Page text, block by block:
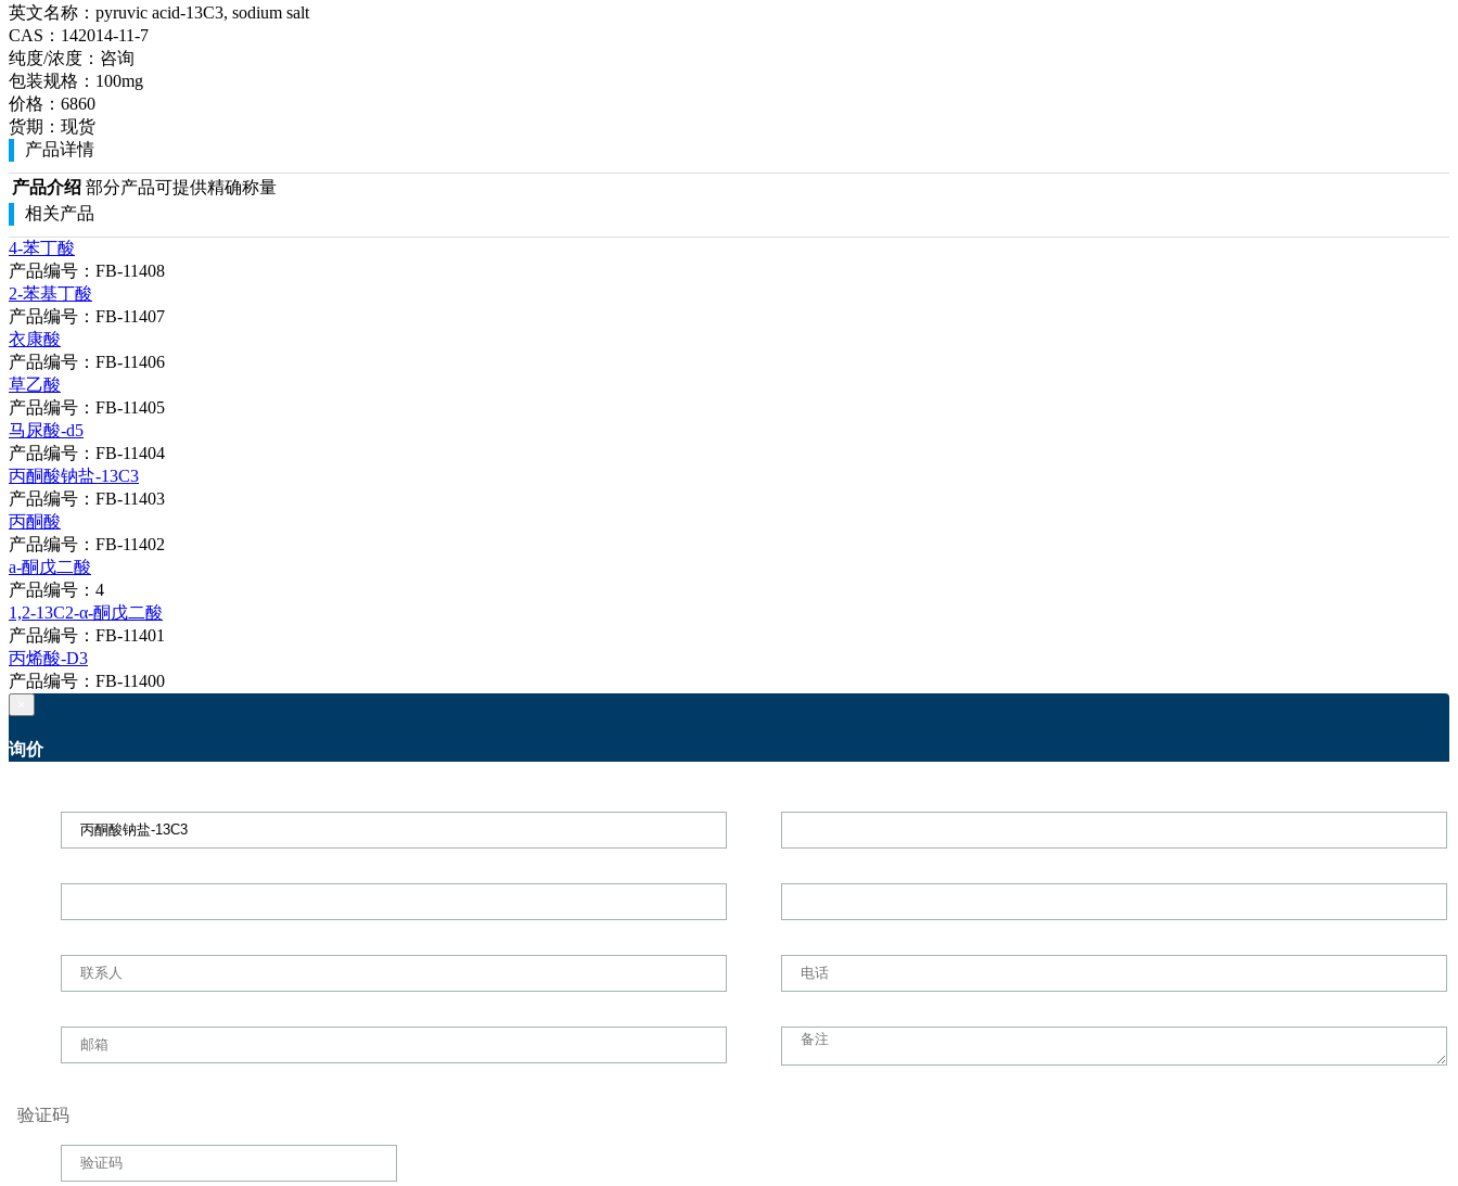
英文名称： pyruvic acid-13C3, sodium salt
CAS： 142014-11-7
纯度/浓度： 咨询
包装规格： 100mg
价格： 6860
货期： 现货
产品详情
产品介绍 部分产品可提供精确称量
相关产品
4-苯丁酸
产品编号：FB-11408
2-苯基丁酸
产品编号：FB-11407
衣康酸
产品编号：FB-11406
草乙酸
产品编号：FB-11405
马尿酸-d5
产品编号：FB-11404
丙酮酸钠盐-13C3
产品编号：FB-11403
丙酮酸
产品编号：FB-11402
a-酮戊二酸
产品编号：4
1,2-13C2-α-酮戊二酸
产品编号：FB-11401
丙烯酸-D3
产品编号：FB-11400
询价
验证码